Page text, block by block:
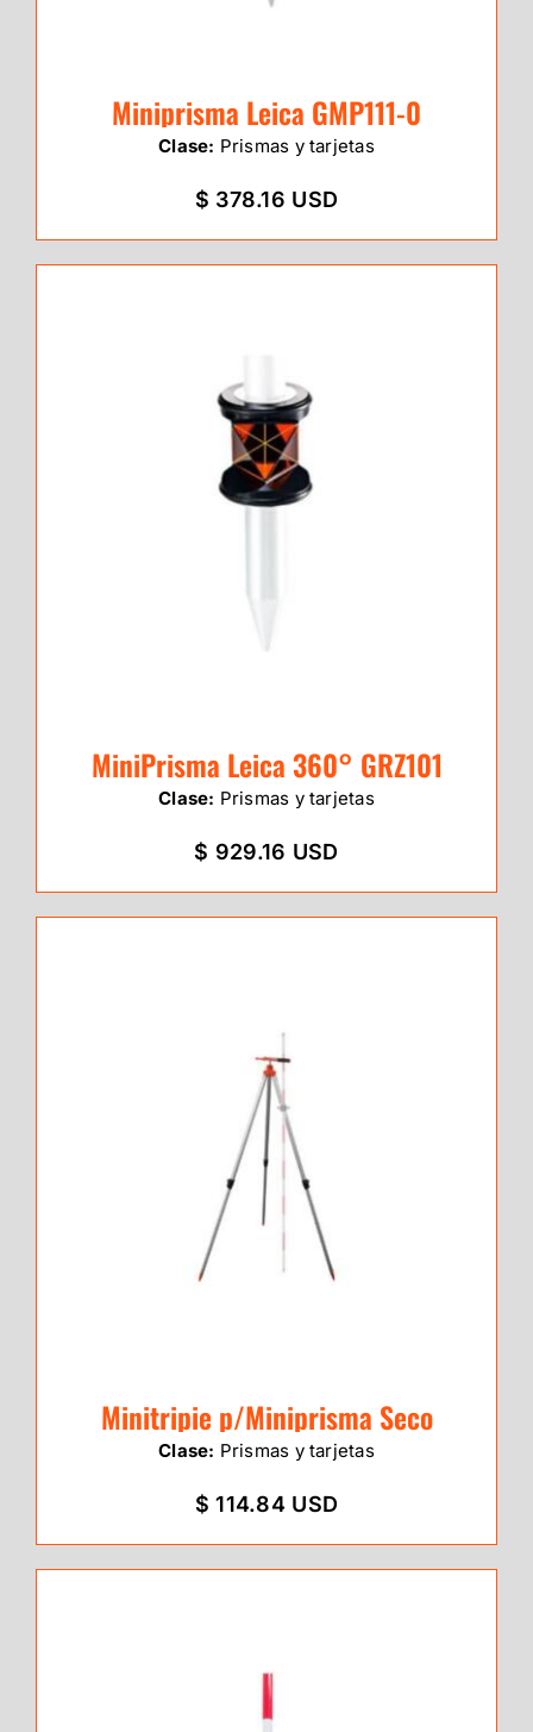
Miniprisma Leica GMP111-0
Clase: Prismas y tarjetas
$ 378.16 USD
MiniPrisma Leica 360° GRZ101
Clase: Prismas y tarjetas
$ 929.16 USD
Minitripie p/Miniprisma Seco
Clase: Prismas y tarjetas
$ 114.84 USD